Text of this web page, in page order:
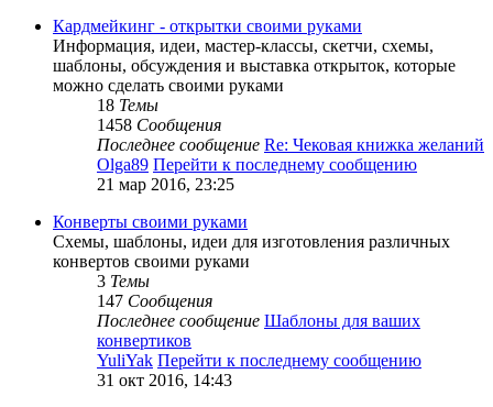
Кардмейкинг - открытки своими руками
Информация, идеи, мастер-классы, скетчи, схемы,
шаблоны, обсуждения и выставка открыток, которые
можно сделать своими руками
18 Темы
1458 Сообщения
Последнее сообщение Re: Чековая книжка желаний
Olga89 Перейти к последнему сообщению
21 мар 2016, 23:25
Конверты своими руками
Схемы, шаблоны, идеи для изготовления различных
конвертов своими руками
3 Темы
147 Сообщения
Последнее сообщение Шаблоны для ваших
конвертиков
YuliYak Перейти к последнему сообщению
31 окт 2016, 14:43